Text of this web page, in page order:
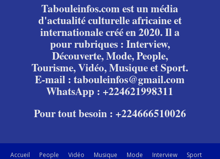
Tabouleinfos.com est un média
d'actualité culturelle africaine et
internationale créé en 2020. Il a
pour rubriques : Interview,
Découverte, Mode, People,
Tourisme, Vidéo, Musique et Sport.
E-mail : tabouleinfos@gmail.com
WhatsApp : +224621998311
Pour tout besoin : +224666510026
Accueil People Vidéo Musique Mode Interview Sport